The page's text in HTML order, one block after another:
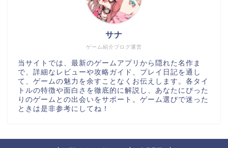
ゲーム紹介ブログ運営
サナ
当サイトでは、最新のゲームアプリから隠れた名作ま
で、詳細なレビューや攻略ガイド、プレイ日記を通し
て、ゲームの魅力を余すことなくお伝えします。各タイ
トルの特徴や面白さを徹底的に解説し、あなたにぴった
りのゲームとの出会いをサポート。ゲーム選びで迷った
ときは是非参考にしてね！